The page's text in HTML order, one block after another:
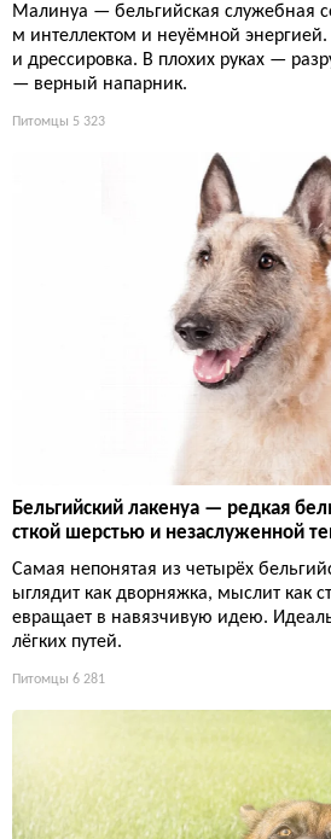
Малинуа — бельгийская служебная
м интеллектом и неуёмной
и дрессировка. В плохих руках —
— верный напарник.
Питомцы 5 323
Бельгийский лакенуа — редкая
сткой шерстью и незаслуженной
Самая непонятая из четырёх
ыглядит как дворняжка, мыслит как
евращает в навязчивую идею.
лёгких путей.
Питомцы 6 281